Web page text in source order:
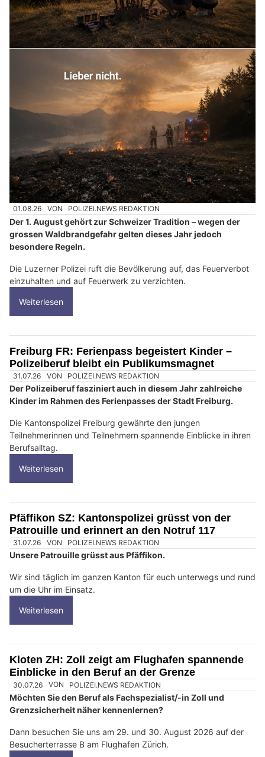
01.08.26 VON POLIZEI.NEWS REDAKTION
Der 1. August gehört zur Schweizer Tradition – wegen der
grossen Waldbrandgefahr gelten dieses Jahr jedoch
besondere Regeln.
Die Luzerner Polizei ruft die Bevölkerung auf, das Feuerverbot
einzuhalten und auf Feuerwerk zu verzichten.
Weiterlesen
Freiburg FR: Ferienpass begeistert Kinder –
Polizeiberuf bleibt ein Publikumsmagnet
31.07.26 VON POLIZEI.NEWS REDAKTION
Der Polizeiberuf fasziniert auch in diesem Jahr zahlreiche
Kinder im Rahmen des Ferienpasses der Stadt Freiburg.
Die Kantonspolizei Freiburg gewährte den jungen
Teilnehmerinnen und Teilnehmern spannende Einblicke in ihren
Berufsalltag.
Weiterlesen
Pfäffikon SZ: Kantonspolizei grüsst von der
Patrouille und erinnert an den Notruf 117
31.07.26 VON POLIZEI.NEWS REDAKTION
Unsere Patrouille grüsst aus Pfäffikon.
Wir sind täglich im ganzen Kanton für euch unterwegs und rund
um die Uhr im Einsatz.
Weiterlesen
Kloten ZH: Zoll zeigt am Flughafen spannende
Einblicke in den Beruf an der Grenze
30.07.26 VON POLIZEI.NEWS REDAKTION
Möchten Sie den Beruf als Fachspezialist/-in Zoll und
Grenzsicherheit näher kennenlernen?
Dann besuchen Sie uns am 29. und 30. August 2026 auf der
Besucherterrasse B am Flughafen Zürich.